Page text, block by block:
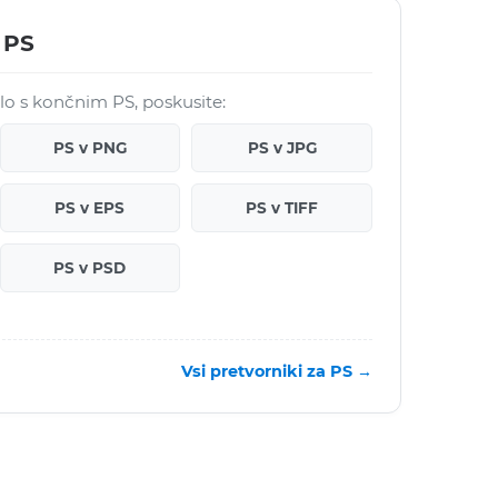
s končnim PS, poskusite:
PS v PNG PS v JPG
PS v EPS PS v TIFF
PS v PSD
Vsi pretvorniki za PS →